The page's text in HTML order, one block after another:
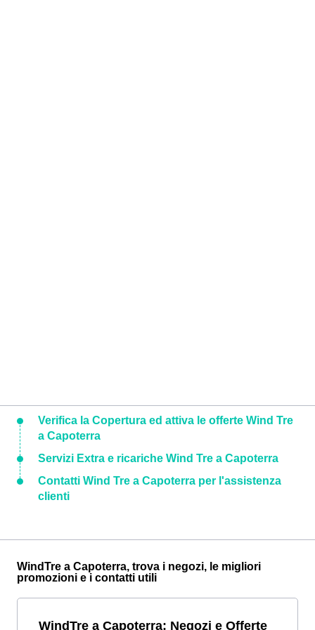
Verifica la Copertura ed attiva le offerte Wind Tre
a Capoterra
Servizi Extra e ricariche Wind Tre a Capoterra
Contatti Wind Tre a Capoterra per l'assistenza
clienti
WindTre a Capoterra, trova i negozi, le migliori
promozioni e i contatti utili
WindTre a Capoterra: Negozi e Offerte